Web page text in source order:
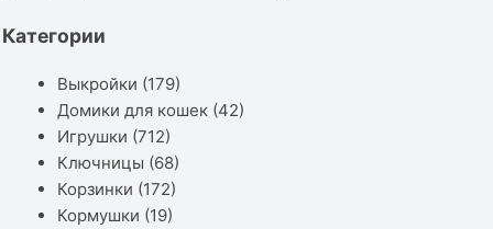
Категории
Выкройки (179)
Домики для кошек (42)
Игрушки (712)
Ключницы (68)
Корзинки (172)
Кормушки (19)